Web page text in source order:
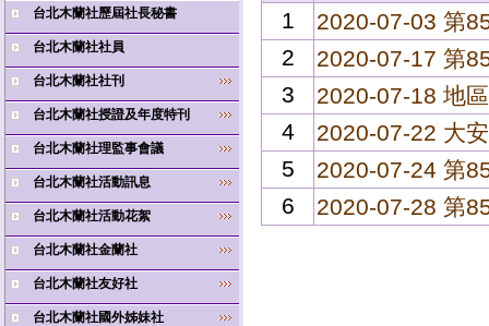
台北木蘭社歷屆社長秘書
台北木蘭社社員
台北木蘭社社刊
台北木蘭社授證及年度特刊
台北木蘭社理監事會議
台北木蘭社活動訊息
台北木蘭社活動花絮
台北木蘭社金蘭社
台北木蘭社友好社
台北木蘭社國外姊妹社
1
2020-07-03 第
2
2020-07-17 第
3
2020-07-18 地
4
2020-07-22 大
5
2020-07-24 第
6
2020-07-28 第